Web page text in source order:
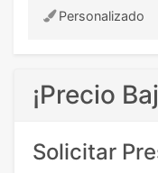
Personalizado
¡Precio
Solicitar